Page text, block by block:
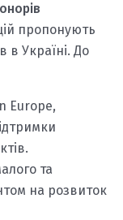
пропонують
в Україні. До
Europe,
та
на розвиток